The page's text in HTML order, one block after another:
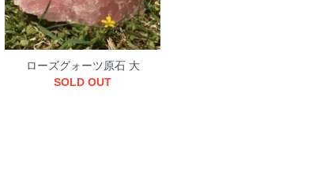
ローズグォーツ原石 大
SOLD OUT